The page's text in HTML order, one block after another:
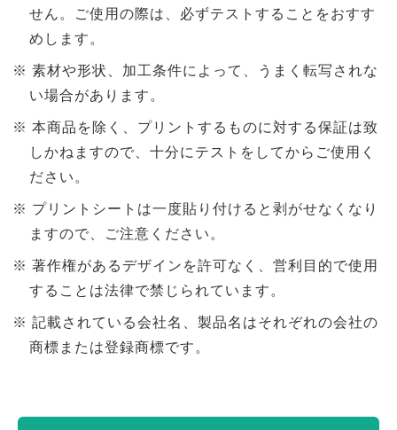
せん。ご使用の際は、必ずテストすることをおすす
めします。
素材や形状、加工条件によって、うまく転写されな
い場合があります。
本商品を除く、プリントするものに対する保証は致
しかねますので、十分にテストをしてからご使用く
ださい。
プリントシートは一度貼り付けると剥がせなくなり
ますので、ご注意ください。
著作権があるデザインを許可なく、営利目的で使用
することは法律で禁じられています。
記載されている会社名、製品名はそれぞれの会社の
商標または登録商標です。